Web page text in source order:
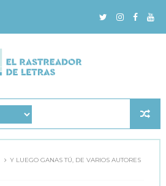
Y LUEGO GANAS TÚ, DE VARIOS AUTORES